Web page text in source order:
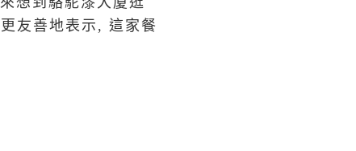
友善地表示, 這家餐